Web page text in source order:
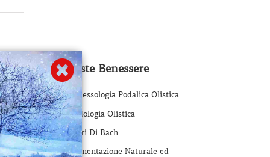
Proposte Benessere
Riflessologia Podalica Olistica
Iridologia Olistica
Fiori Di Bach
Alimentazione Naturale ed